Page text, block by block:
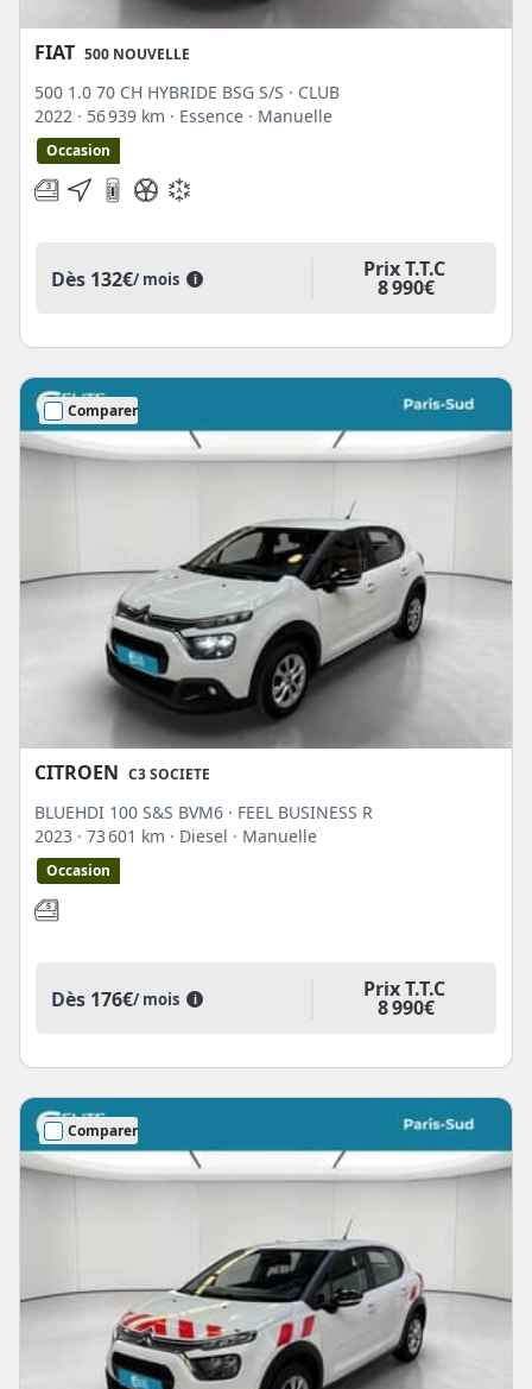
FIAT 500 NOUVELLE
500 1.0 70 CH HYBRIDE BSG S/S · CLUB
2022 · 56 939 km · Essence · Manuelle
Occasion
Dès 132€/ mois i Prix T.T.C
8 990€
Comparer
CITROEN C3 SOCIETE
BLUEHDI 100 S&S BVM6 · FEEL BUSINESS R
2023 · 73 601 km · Diesel · Manuelle
Occasion
Dès 176€/ mois i Prix T.T.C
8 990€
Comparer